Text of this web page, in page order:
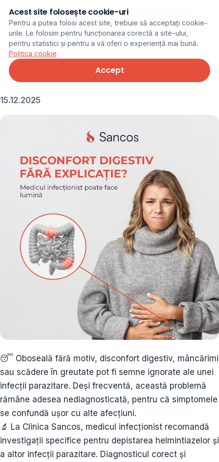
Programare online
← Noutăți
😴 Oboseală fără motiv
15.12.2025
😴 Oboseală fără motiv, disconfort digestiv, mâncărimi
sau scădere în greutate pot fi semne ignorate ale unei
infecții parazitare. Deși frecventă, această problemă
rămâne adesea nediagnosticată, pentru că simptomele
se confundă ușor cu alte afecțiuni.
🔬 La Clinica Sancos, medicul infecționist recomandă
investigații specifice pentru depistarea helmintiazelor și
a altor infecții parazitare. Diagnosticul corect și
Acest site folosește cookie-uri
Pentru a putea folosi acest site, trebuie să acceptați cookie-
urile. Le folosim pentru funcționarea corectă a site-ului,
pentru statistici și pentru a vă oferi o experiență mai bună.
Politica cookie
Accept